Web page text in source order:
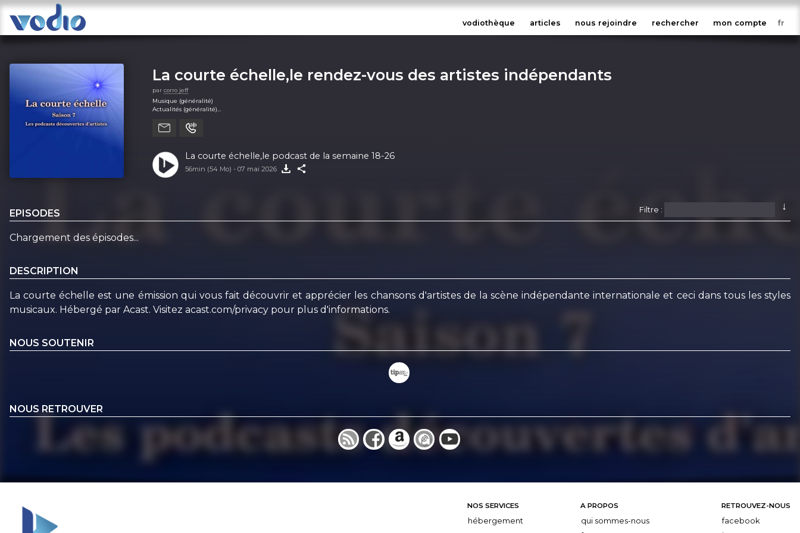
vodiothèque articles nous rejoindre rechercher mon compte
La courte échelle,le rendez-vous des artistes indépendants
par corro jeff
Musique (généralité)
Actualités (généralité)
La courte échelle,le podcast de la semaine 18-26
56min (54 Mo) - 07 mai 2026
EPISODES
↓
Filtre :
Chargement des épisodes...
DESCRIPTION
La courte échelle est une émission qui vous fait découvrir et apprécier les chansons d'artistes de la scène indépendante internationale et ceci dans tous les styles
musicaux. Hébergé par Acast. Visitez acast.com/privacy pour plus d'informations.
NOUS SOUTENIR
NOUS RETROUVER
NOS SERVICES
hébergement
A PROPOS
qui sommes-nous
RETROUVEZ-NOUS
facebook